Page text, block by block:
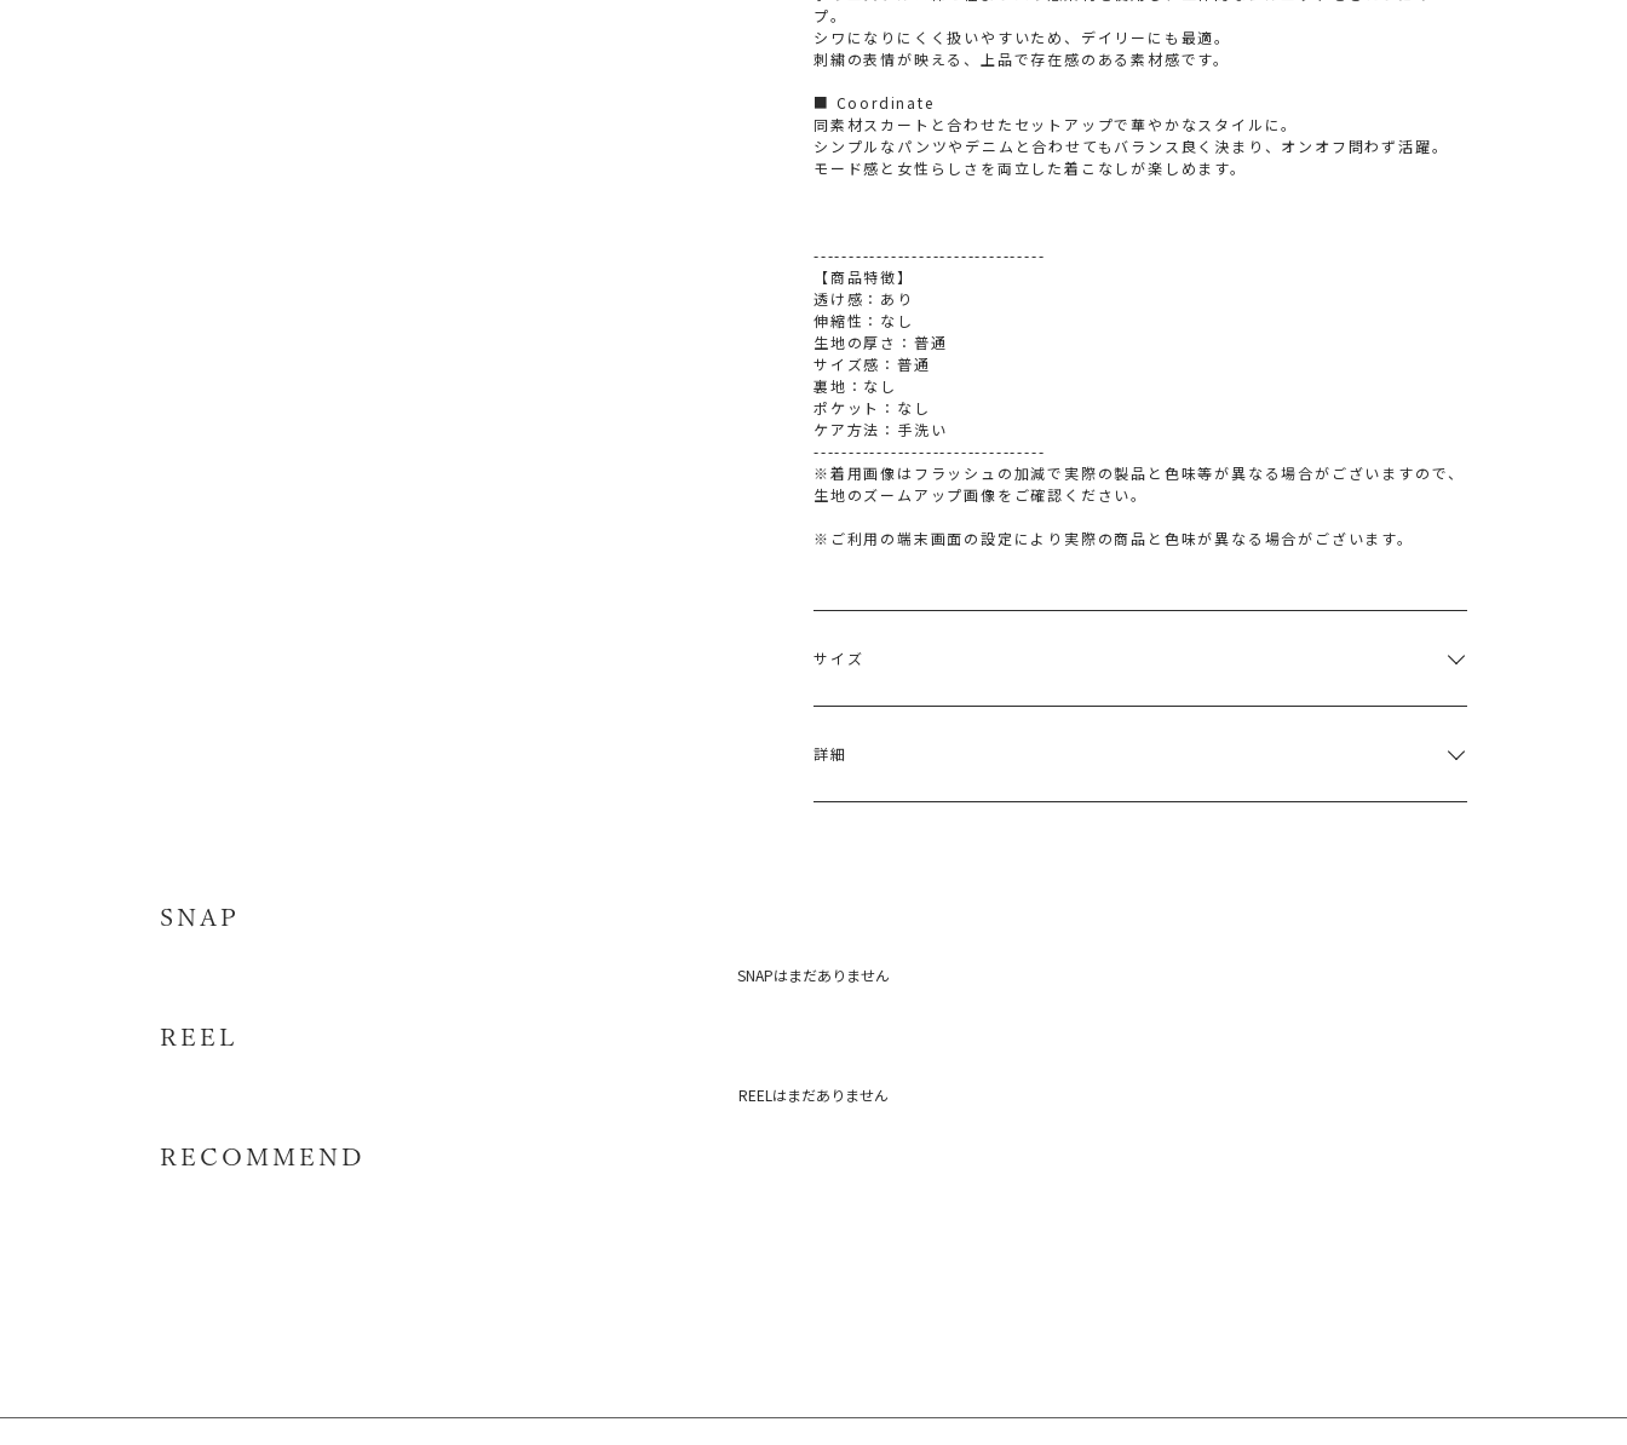
プ。
シワになりにくく扱いやすいため、デイリーにも最適。
刺繍の表情が映える、上品で存在感のある素材感です。
■ Coordinate
同素材スカートと合わせたセットアップで華やかなスタイルに。
シンプルなパンツやデニムと合わせてもバランス良く決まり、オンオフ問わず活躍。
モード感と女性らしさを両立した着こなしが楽しめます。
---------------------------------
【商品特徴】
透け感：あり
伸縮性：なし
生地の厚さ：普通
サイズ感：普通
裏地：なし
ポケット：なし
ケア方法：手洗い
---------------------------------
※着用画像はフラッシュの加減で実際の製品と色味等が異なる場合がございますので、
生地のズームアップ画像をご確認ください。
※ご利用の端末画面の設定により実際の商品と色味が異なる場合がございます。
サイズ
詳細
SNAP
SNAPはまだありません
REEL
REELはまだありません
RECOMMEND